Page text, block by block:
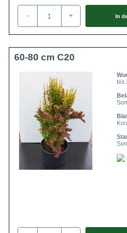
5 (-28,8 bis -23,4
Die Berberis
begeistert mit
Blattwerk, das ein
Orangerot bis zu
Anblick bringt
setzt aparte
der Strauch mit
und macht sich
Pflanzung in
- + In
60-80 cm C20
bis